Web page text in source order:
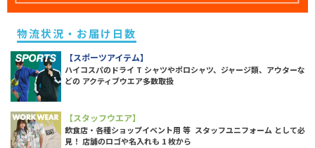
物流状況・お届け日数
【スポーツアイテム】
ハイコスパのドライ T シャツやポロシャツ、ジャージ類、アウターな
どの アクティブウエア多数取扱
【スタッフウエア】
飲食店・各種ショップイベント用 等 スタッフユニフォーム として必
見！ 店舗のロゴや名入れも 1 枚から